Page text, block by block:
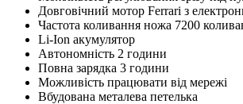
Довговічний мотор Ferrari з
Частота коливання ножа 7200
Li-Ion акумулятор
Автономність 2 години
Повна зарядка 3 години
Можливість працювати від мережі
Вбудована металева петелька